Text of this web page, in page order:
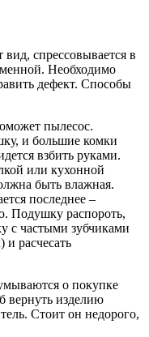
вид, спрессовывается в
Необходимо
дефект. Способы
пылесос.
и большие комки
взбить руками.
или кухонной
быть влажная.
последнее –
Подушку распороть,
с частыми зубчиками
расчесать
о покупке
вернуть изделию
Стоит он недорого,